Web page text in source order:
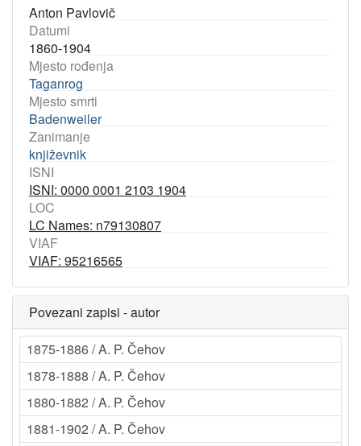
Anton Pavlovič
Datumi
1860-1904
Mjesto rođenja
Taganrog
Mjesto smrti
Badenweiler
Zanimanje
književnik
ISNI
ISNI: 0000 0001 2103 1904
LOC
LC Names: n79130807
VIAF
VIAF: 95216565
Povezani zapisi - autor
1875-1886 / A. P. Čehov
1878-1888 / A. P. Čehov
1880-1882 / A. P. Čehov
1881-1902 / A. P. Čehov